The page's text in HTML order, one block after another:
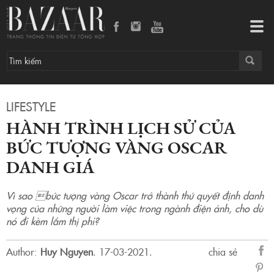
LIFESTYLE
HÀNH TRÌNH LỊCH SỬ CỦA
BỨC TƯỢNG VÀNG OSCAR
DANH GIÁ
Vì sao bức tượng vàng Oscar trở thành thứ quyết định danh
vọng của những người làm việc trong ngành điện ảnh, cho dù
nó đi kèm lắm thị phi?
Author: Huy Nguyen. 17-03-2021.
chia sẻ
sẻ
Hành trình lịch sử của bức tượng vàng Oscar danh giá